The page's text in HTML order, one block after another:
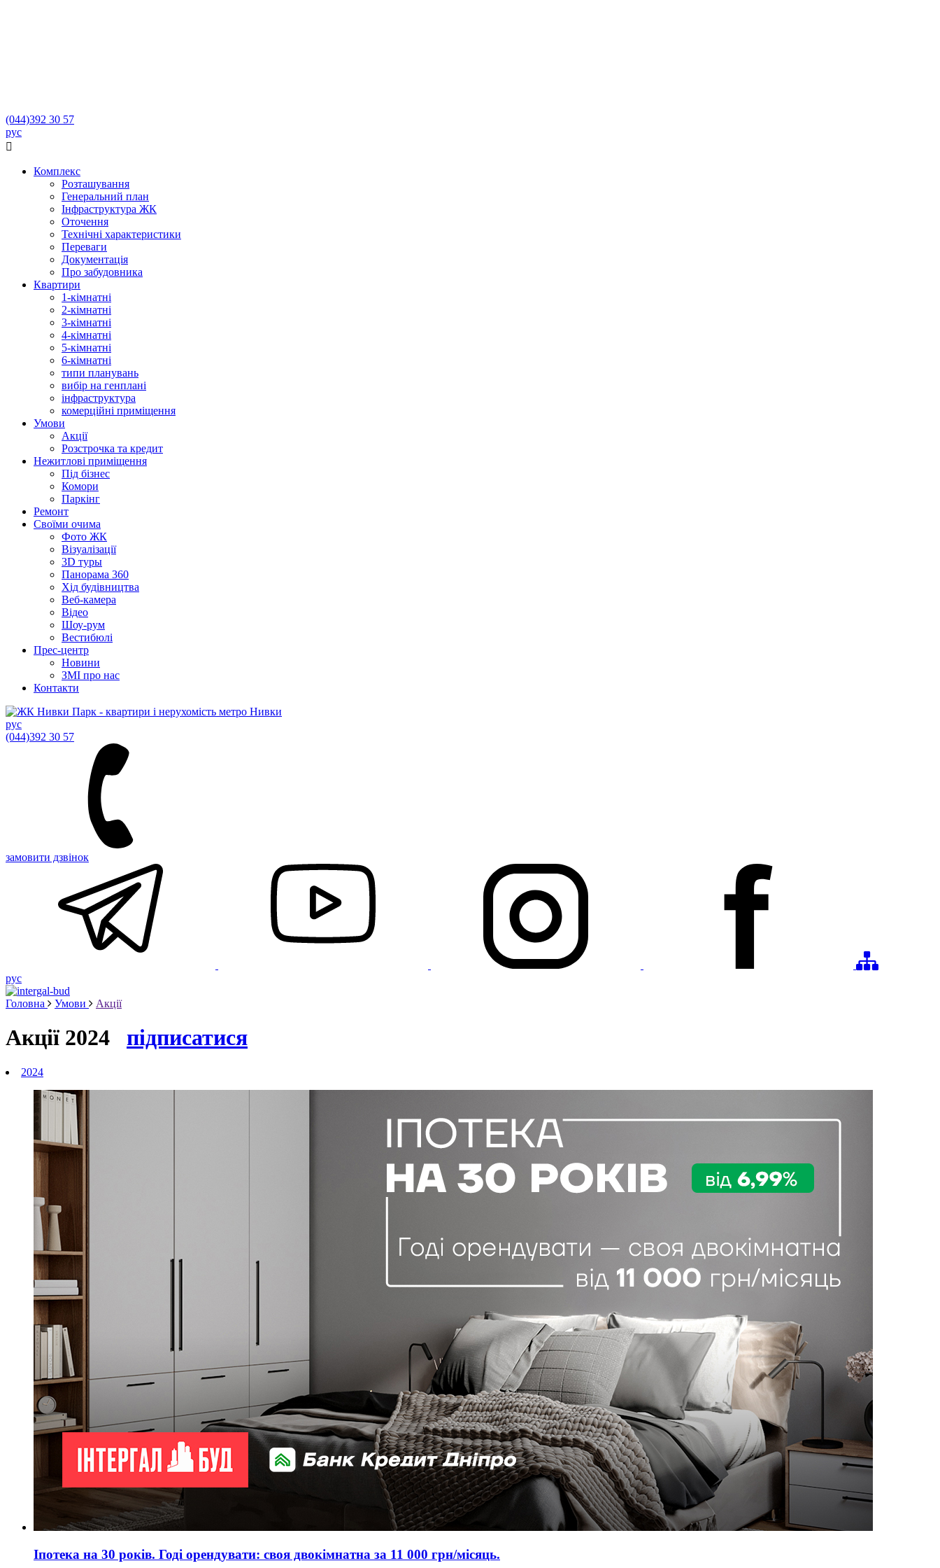
(044)392 30 57
рус

Комплекс
Розташування
Генеральний план
Інфраструктура ЖК
Оточення
Технічні характеристики
Переваги
Документація
Про забудовника
Квартири
1-кімнатні
2-кімнатні
3-кімнатні
4-кімнатні
5-кімнатні
6-кімнатні
типи планувань
вибір на генплані
інфраструктура
комерційні приміщення
Умови
Акції
Розстрочка та кредит
Нежитлові приміщення
Під бізнес
Комори
Паркінг
Ремонт
Своїми очима
Фото ЖК
Візуалізації
3D туры
Панорама 360
Хід будівництва
Веб-камера
Відео
Шоу-рум
Вестибюлі
Прес-центр
Новини
ЗМІ про нас
Контакти
рус
(044)392 30 57
замовити дзвінок
рус
Головна Умови Акції
Акції 2024 підписатися
2024
Іпотека на 30 років. Годі орендувати: своя двокімнатна за 11 000 грн/місяць.